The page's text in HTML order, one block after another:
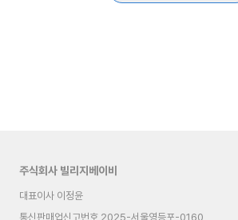
주식회사 빌리지베이비
대표이사 이정윤
통신판매업신고번호 2025-서울영등포-0160